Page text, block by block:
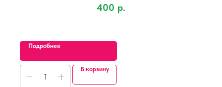
400 р.
Подробнее
В корзину